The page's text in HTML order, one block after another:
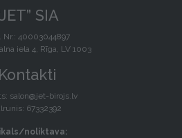
SIA
Nr.: 40003044897
iela 4, Rīga, LV 1003
Kontakti
salon@jet-birojs.lv
67332392
noliktava: